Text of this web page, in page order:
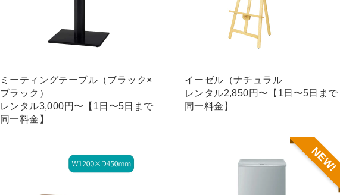
ミーティングテーブル（ブラック×
ブラック）
レンタル3,000円〜【1日〜5日まで
同一料金】
イーゼル（ナチュラル
レンタル2,850円〜【1日〜5日まで
同一料金】
NEW!